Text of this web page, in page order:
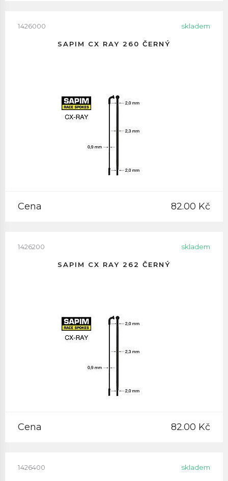
1426000 skladem
SAPIM CX RAY 260 ČERNÝ
Cena 82.00 Kč
1426200 skladem
SAPIM CX RAY 262 ČERNÝ
Cena 82.00 Kč
1426400 skladem